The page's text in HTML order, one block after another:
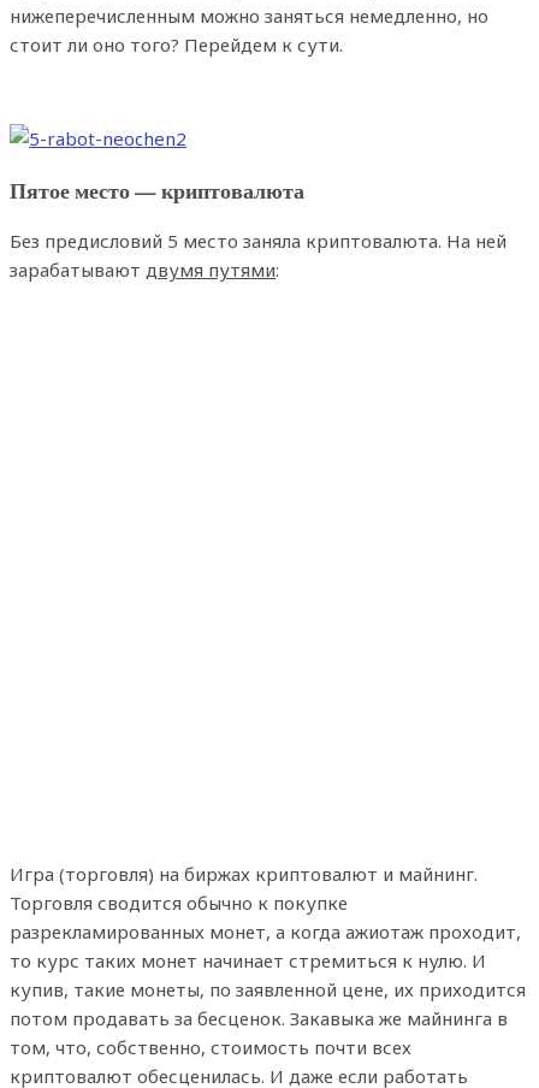
нижеперечисленным можно заняться немедленно, но
стоит ли оно того? Перейдем к сути.
Пятое место — криптовалюта
Без предисловий 5 место заняла криптовалюта. На ней
зарабатывают двумя путями:
Игра (торговля) на биржах криптовалют и майнинг.
Торговля сводится обычно к покупке
разрекламированных монет, а когда ажиотаж проходит,
то курс таких монет начинает стремиться к нулю. И
купив, такие монеты, по заявленной цене, их приходится
потом продавать за бесценок. Закавыка же майнинга в
том, что, собственно, стоимость почти всех
криптовалют обесценилась. И даже если работать